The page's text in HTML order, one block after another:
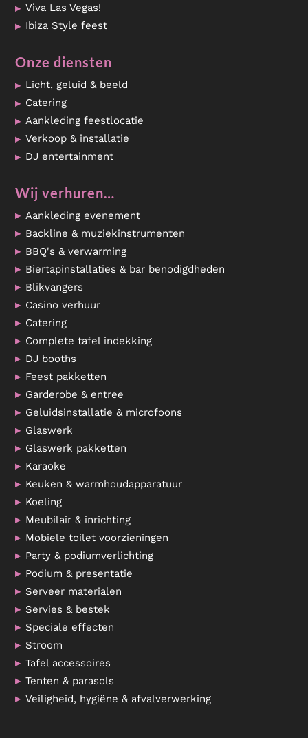
Viva Las Vegas!
Ibiza Style feest
Onze diensten
Licht, geluid & beeld
Catering
Aankleding feestlocatie
Verkoop & installatie
DJ entertainment
Wij verhuren…
Aankleding evenement
Backline & muziekinstrumenten
BBQ's & verwarming
Biertapinstallaties & bar benodigdheden
Blikvangers
Casino verhuur
Catering
Complete tafel indekking
DJ booths
Feest pakketten
Garderobe & entree
Geluidsinstallatie & microfoons
Glaswerk
Glaswerk pakketten
Karaoke
Keuken & warmhoudapparatuur
Koeling
Meubilair & inrichting
Mobiele toilet voorzieningen
Party & podiumverlichting
Podium & presentatie
Serveer materialen
Servies & bestek
Speciale effecten
Stroom
Tafel accessoires
Tenten & parasols
Veiligheid, hygiëne & afvalverwerking